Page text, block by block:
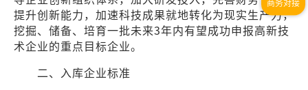
提升创新能力，加速科技成果就地转化为现实生产力，
挖掘、储备、培育一批未来3年内有望成功申报高新技
术企业的重点目标企业。
二、入库企业标准